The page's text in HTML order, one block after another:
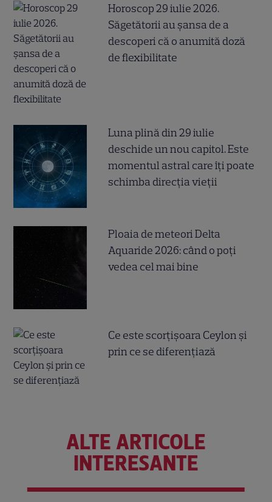
Horoscop 29 iulie 2026.
Săgetătorii au șansa de a
descoperi că o anumită doză
de flexibilitate
Luna plină din 29 iulie
deschide un nou capitol. Este
momentul astral care îți poate
schimba direcția vieții
Ploaia de meteori Delta
Aquaride 2026: când o poți
vedea cel mai bine
Ce este scorțișoara Ceylon și
prin ce se diferențiază
ALTE ARTICOLE
INTERESANTE